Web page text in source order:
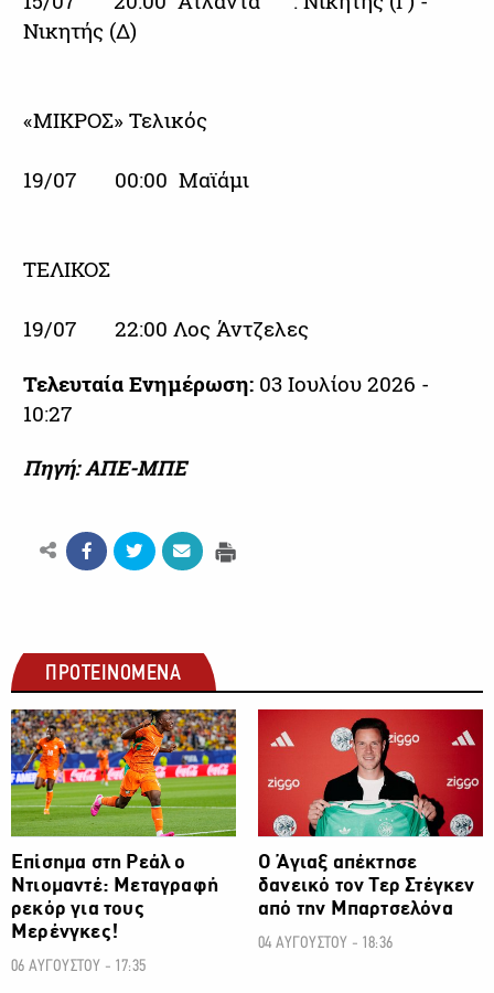
Νικητής (Δ)
«ΜΙΚΡΟΣ» Τελικός
19/07 00:00 Μαϊάμι
ΤΕΛΙΚΟΣ
19/07 22:00 Λος Άντζελες
Τελευταία Ενημέρωση: 03 Ιουλίου 2026 -
10:27
Πηγή: ΑΠΕ-ΜΠΕ
ΠΡΟΤΕΙΝΟΜΕΝΑ
ΠΟΔΟΣΦΑΙΡΟ
Επίσημα στη Ρεάλ ο
Ντιομαντέ: Μεταγραφή
ρεκόρ για τους
Μερένγκες!
06 ΑΥΓΟΥΣΤΟΥ - 17:35
Ο Άγιαξ απέκτησε
δανεικό τον Τερ Στέγκεν
από την Μπαρτσελόνα
04 ΑΥΓΟΥΣΤΟΥ - 18:36